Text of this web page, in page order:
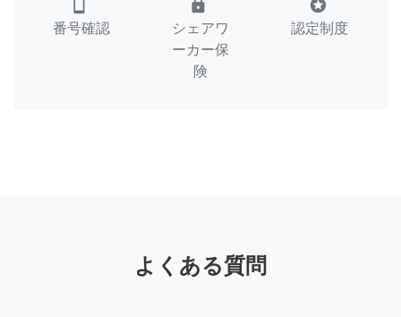
smartphone
番号確認
lock
シェアワ
ーカー保
険
stars
認定制度
よくある質問